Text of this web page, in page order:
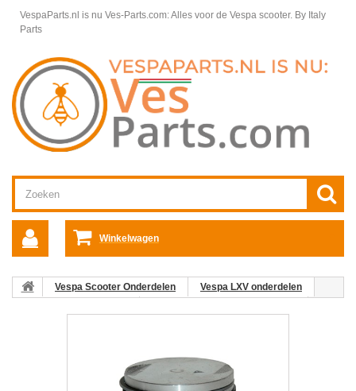
VespaParts.nl is nu Ves-Parts.com: Alles voor de Vespa scooter. By Italy
Parts
Winkelwagen
Vespa Scooter Onderdelen
Vespa LXV onderdelen